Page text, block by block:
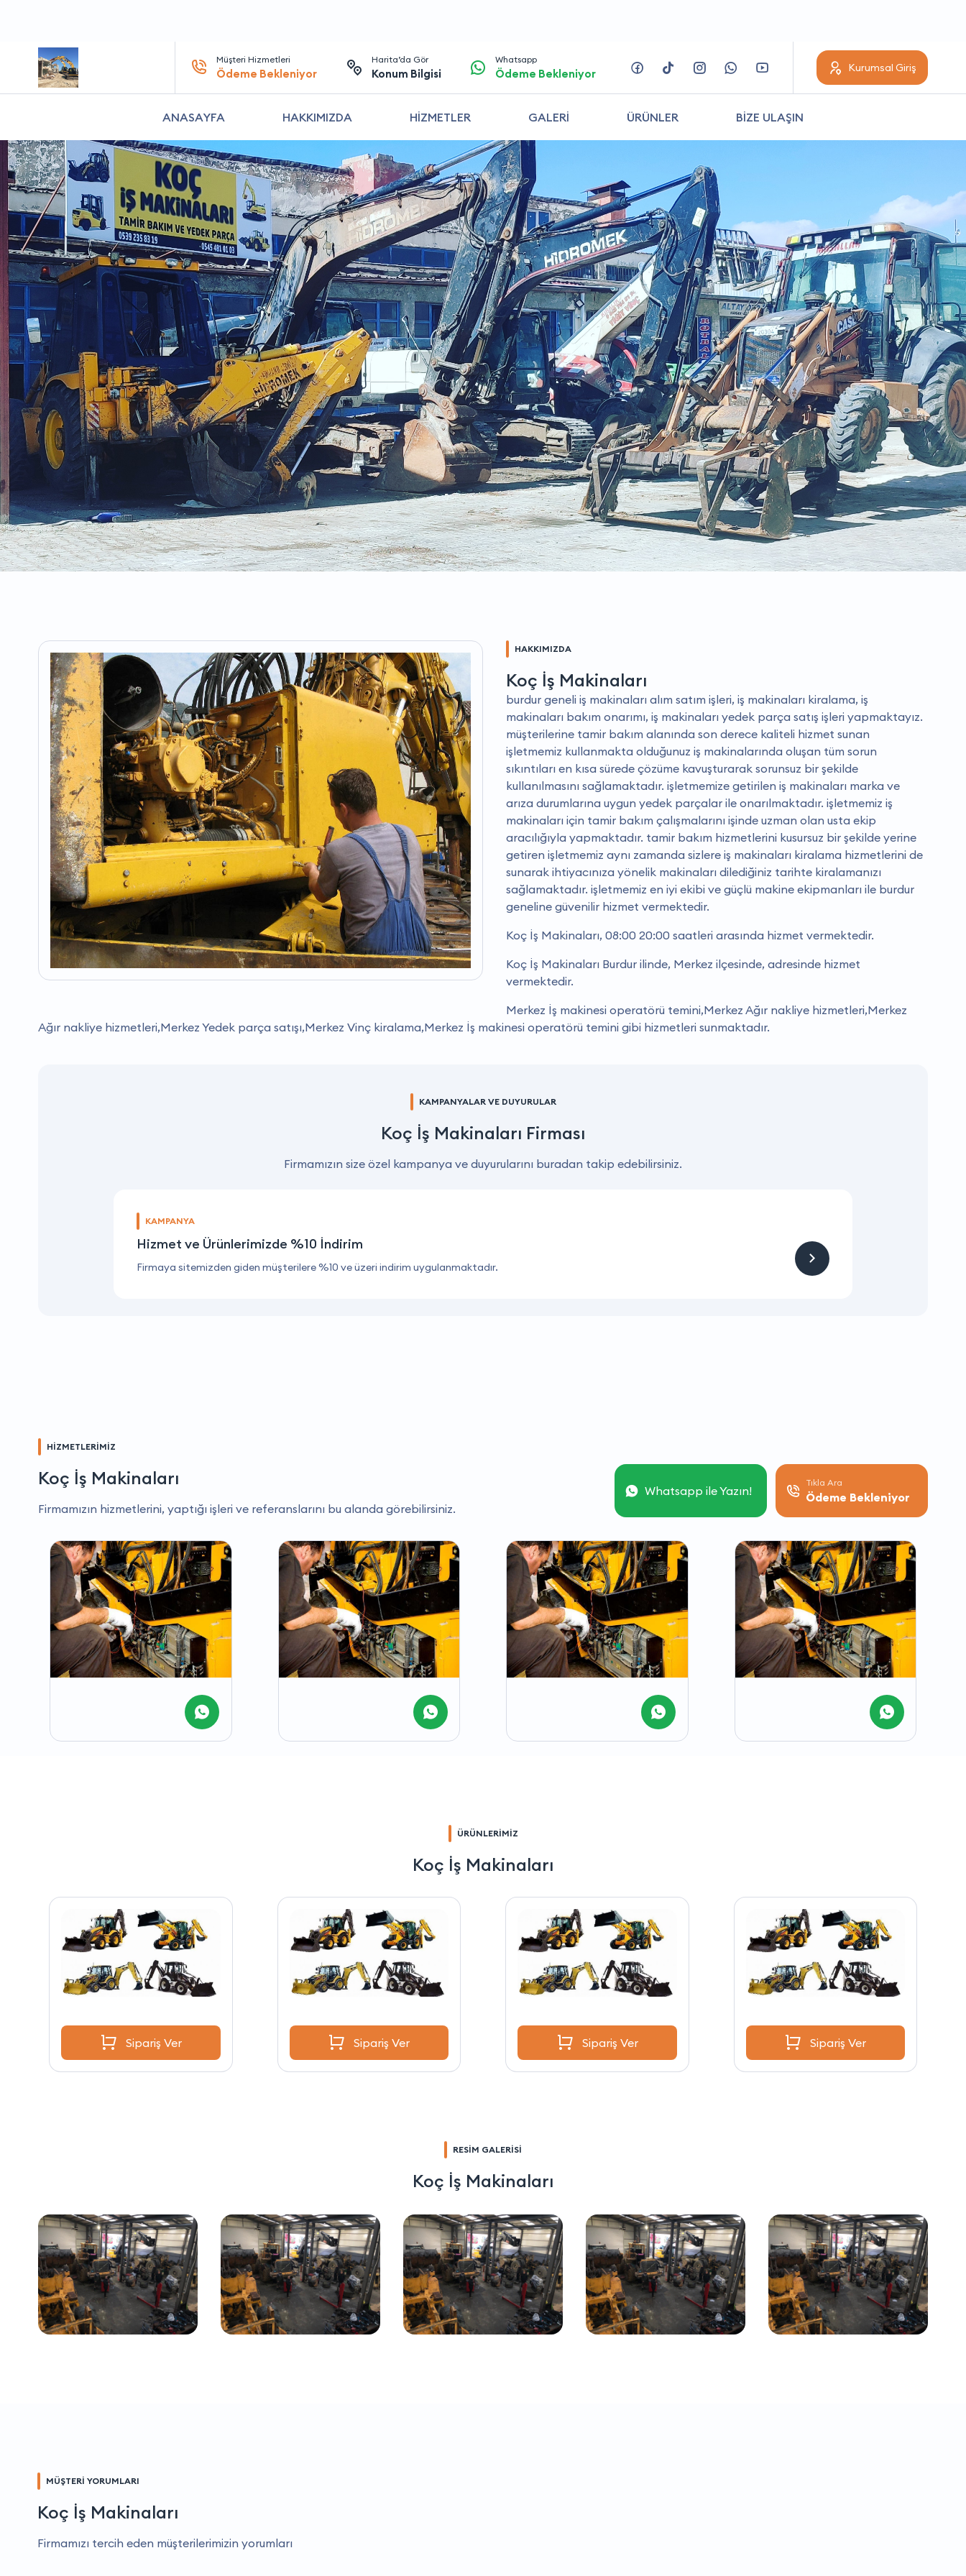
Müşteri Hizmetleri
Ödeme Bekleniyor
Harita’da Gör
Konum Bilgisi
Whatsapp
Ödeme Bekleniyor Kurumsal Giriş
ANASAYFA HAKKIMIZDA HİZMETLER GALERİ ÜRÜNLER BİZE ULAŞIN
HAKKIMIZDA
Koç İş Makinaları
burdur geneli iş makinaları alım satım işleri, iş makinaları kiralama, iş
makinaları bakım onarımı, iş makinaları yedek parça satış işleri yapmaktayız.
müşterilerine tamir bakım alanında son derece kaliteli hizmet sunan
işletmemiz kullanmakta olduğunuz iş makinalarında oluşan tüm sorun
sıkıntıları en kısa sürede çözüme kavuşturarak sorunsuz bir şekilde
kullanılmasını sağlamaktadır. i̇şletmemize getirilen iş makinaları marka ve
arıza durumlarına uygun yedek parçalar ile onarılmaktadır. i̇şletmemiz iş
makinaları için tamir bakım çalışmalarını işinde uzman olan usta ekip
aracılığıyla yapmaktadır. tamir bakım hizmetlerini kusursuz bir şekilde yerine
getiren işletmemiz aynı zamanda sizlere iş makinaları kiralama hizmetlerini de
sunarak ihtiyacınıza yönelik makinaları dilediğiniz tarihte kiralamanızı
sağlamaktadır. i̇şletmemiz en iyi ekibi ve güçlü makine ekipmanları ile burdur
geneline güvenilir hizmet vermektedir.
Koç İş Makinaları, 08:00 20:00 saatleri arasında hizmet vermektedir.
Koç İş Makinaları Burdur ilinde, Merkez ilçesinde, adresinde hizmet
vermektedir.
Merkez İş makinesi operatörü temini,Merkez Ağır nakliye hizmetleri,Merkez
Ağır nakliye hizmetleri,Merkez Yedek parça satışı,Merkez Vinç kiralama,Merkez İş makinesi operatörü temini gibi hizmetleri sunmaktadır.
KAMPANYALAR VE DUYURULAR
Koç İş Makinaları Firması
Firmamızın size özel kampanya ve duyurularını buradan takip edebilirsiniz.
KAMPANYA
Hizmet ve Ürünlerimizde %10 İndirim
Firmaya sitemizden giden müşterilere %10 ve üzeri indirim uygulanmaktadır.
HİZMETLERİMİZ
Koç İş Makinaları
Firmamızın hizmetlerini, yaptığı işleri ve referanslarını bu alanda görebilirsiniz.
Whatsapp ile Yazın!
Tıkla Ara
Ödeme Bekleniyor
ÜRÜNLERİMİZ
Koç İş Makinaları
Sipariş Ver Sipariş Ver Sipariş Ver Sipariş Ver
RESİM GALERİSİ
Koç İş Makinaları
MÜŞTERİ YORUMLARI
Koç İş Makinaları
Firmamızı tercih eden müşterilerimizin yorumları